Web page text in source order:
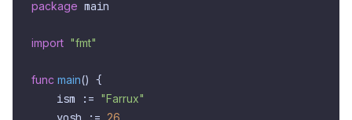
package main
import "fmt"
func main() {
    ism :=
"Farrux"
26